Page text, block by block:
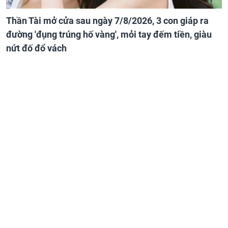
Thần Tài mở cửa sau ngày 7/8/2026, 3 con giáp ra
đường 'đụng trúng hố vàng', mỏi tay đếm tiền, giàu
nứt đố đổ vách